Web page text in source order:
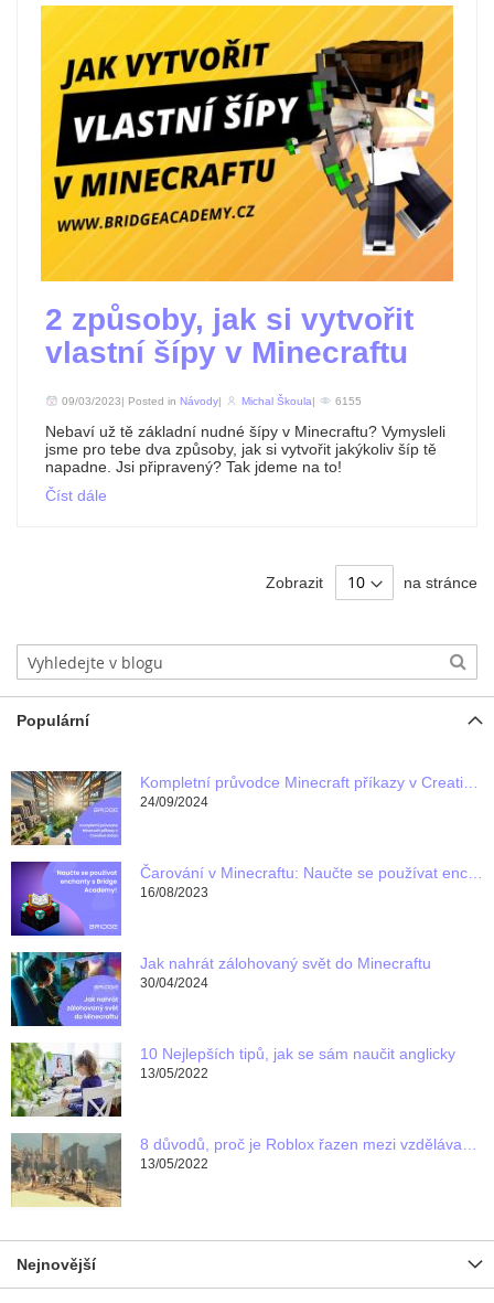
2 způsoby, jak si vytvořit
vlastní šípy v Minecraftu
09/03/2023| Posted in Návody Michal Škoula 6155
Nebaví už tě základní nudné šípy v Minecraftu? Vymysleli
jsme pro tebe dva způsoby, jak si vytvořit jakýkoliv šíp tě
napadne. Jsi připravený? Tak jdeme na to!
Číst dále
Zobrazit na stránce
Populární
Kompletní průvodce Minecraft příkazy v Creative módu
24/09/2024
Čarování v Minecraftu: Naučte se používat enchanty s Bridge Academy!
16/08/2023
Jak nahrát zálohovaný svět do Minecraftu
30/04/2024
10 Nejlepších tipů, jak se sám naučit anglicky
13/05/2022
8 důvodů, proč je Roblox řazen mezi vzdělávací programy pro děti
13/05/2022
Nejnovější